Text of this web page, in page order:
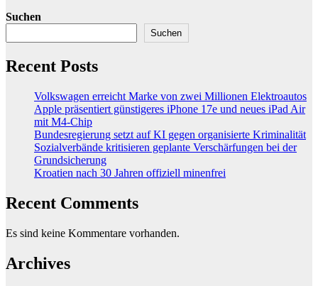
Suchen
Suchen
Recent Posts
Volkswagen erreicht Marke von zwei Millionen Elektroautos
Apple präsentiert günstigeres iPhone 17e und neues iPad Air
mit M4-Chip
Bundesregierung setzt auf KI gegen organisierte Kriminalität
Sozialverbände kritisieren geplante Verschärfungen bei der
Grundsicherung
Kroatien nach 30 Jahren offiziell minenfrei
Recent Comments
Es sind keine Kommentare vorhanden.
Archives